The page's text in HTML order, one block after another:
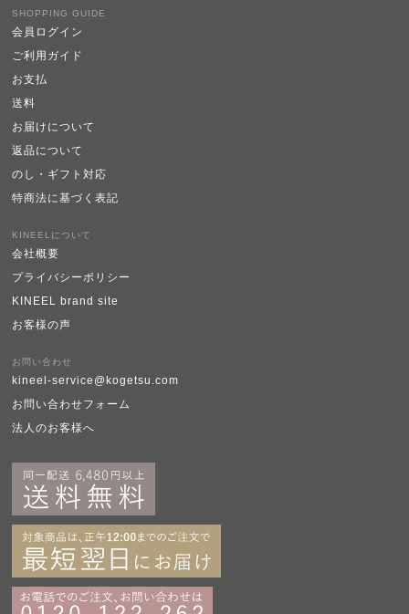
SHOPPING GUIDE
会員ログイン
ご利用ガイド
お支払
送料
お届けについて
返品について
のし・ギフト対応
特商法に基づく表記
KINEELについて
会社概要
プライバシーポリシー
KINEEL brand site
お客様の声
お問い合わせ
kineel-service@kogetsu.com
お問い合わせフォーム
法人のお客様へ